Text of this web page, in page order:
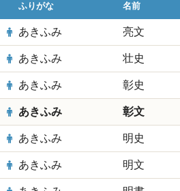
ふりがな 名前
あきふみ 亮文
あきふみ 壮史
あきふみ 彰史
あきふみ 彰文
あきふみ 明史
あきふみ 明文